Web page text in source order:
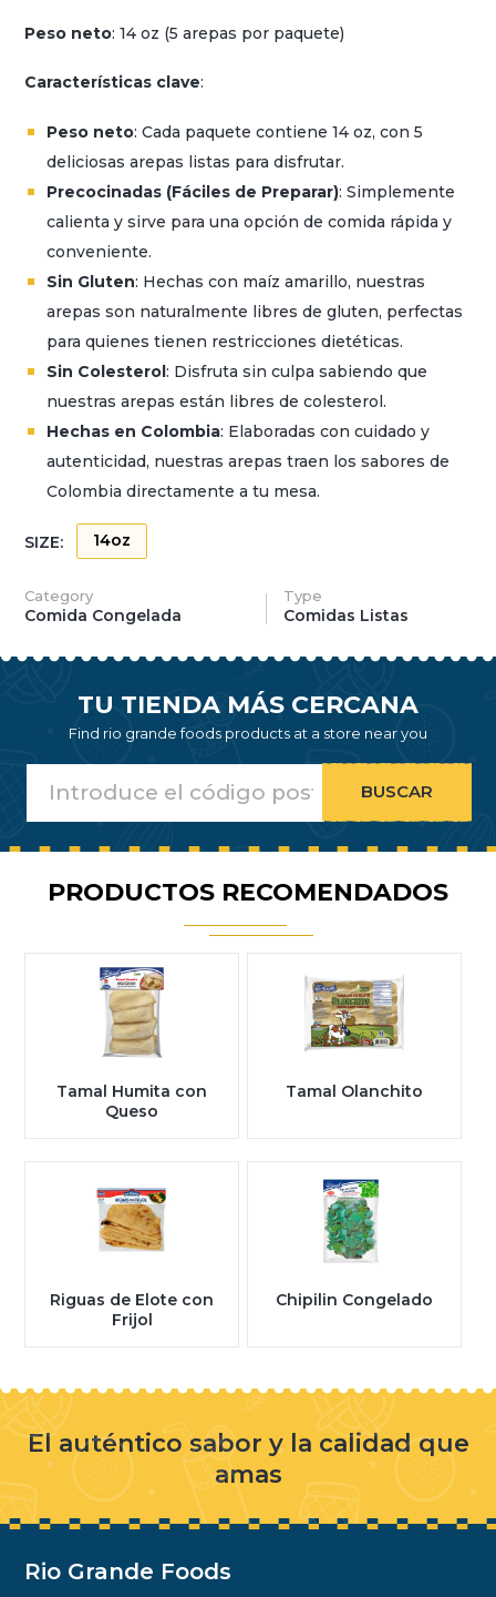
Peso neto: 14 oz (5 arepas por paquete)
Características clave:
Peso neto: Cada paquete contiene 14 oz, con 5
deliciosas arepas listas para disfrutar.
Precocinadas (Fáciles de Preparar): Simplemente
calienta y sirve para una opción de comida rápida y
conveniente.
Sin Gluten: Hechas con maíz amarillo, nuestras
arepas son naturalmente libres de gluten, perfectas
para quienes tienen restricciones dietéticas.
Sin Colesterol: Disfruta sin culpa sabiendo que
nuestras arepas están libres de colesterol.
Hechas en Colombia: Elaboradas con cuidado y
autenticidad, nuestras arepas traen los sabores de
Colombia directamente a tu mesa.
SIZE: 14oz
Category
Comida Congelada
Type
Comidas Listas
TU TIENDA MÁS CERCANA
Find rio grande foods products at a store near you
PRODUCTOS RECOMENDADOS
Tamal Humita con
Queso
Tamal Olanchito
Riguas de Elote con
Frijol
Chipilin Congelado
El auténtico sabor y la calidad que
amas
Rio Grande Foods